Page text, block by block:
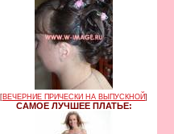
[ВЕЧЕРНИЕ ПРИЧЕСКИ НА ВЫПУСКНОЙ]
САМОЕ ЛУЧШЕЕ ПЛАТЬЕ: